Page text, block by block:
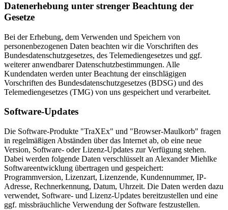
Datenerhebung unter strenger Beachtung der
Gesetze
Bei der Erhebung, dem Verwenden und Speichern von
personenbezogenen Daten beachten wir die Vorschriften des
Bundesdatenschutzgesetzes, des Telemediengesetzes und ggf.
weiterer anwendbarer Datenschutzbestimmungen. Alle
Kundendaten werden unter Beachtung der einschlägigen
Vorschriften des Bundesdatenschutzgesetzes (BDSG) und des
Telemediengesetzes (TMG) von uns gespeichert und verarbeitet.
Software-Updates
Die Software-Produkte "TraXEx" und "Browser-Maulkorb" fragen
in regelmäßigen Abständen über das Internet ab, ob eine neue
Version, Software- oder Lizenz-Updates zur Verfügung stehen.
Dabei werden folgende Daten verschlüsselt an Alexander Miehlke
Softwareentwicklung übertragen und gespeichert:
Programmversion, Lizenzart, Lizenzende, Kundennummer, IP-
Adresse, Rechnerkennung, Datum, Uhrzeit. Die Daten werden dazu
verwendet, Software- und Lizenz-Updates bereitzustellen und eine
ggf. missbräuchliche Verwendung der Software festzustellen.